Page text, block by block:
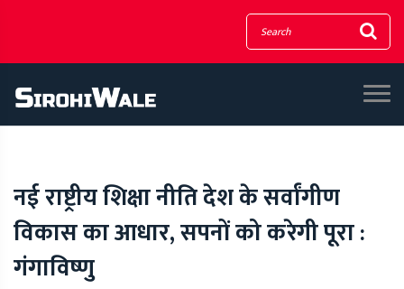
नई राष्ट्रीय शिक्षा नीति देश के सर्वांगीण
विकास का आधार, सपनों को करेगी पूरा :
गंगाविष्णु